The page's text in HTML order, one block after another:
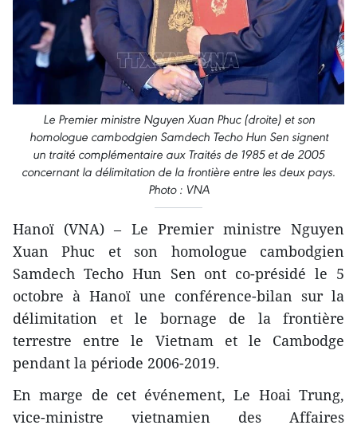
Le Premier ministre Nguyen Xuan Phuc (droite) et son
homologue cambodgien Samdech Techo Hun Sen signent
un traité complémentaire aux Traités de 1985 et de 2005
concernant la délimitation de la frontière entre les deux pays.
Photo : VNA
Hanoï (VNA) – Le Premier ministre Nguyen
Xuan Phuc et son homologue cambodgien
Samdech Techo Hun Sen ont co-présidé le 5
octobre à Hanoï une conférence-bilan sur la
délimitation et le bornage de la frontière
terrestre entre le Vietnam et le Cambodge
pendant la période 2006-2019.
En marge de cet événement, Le Hoai Trung,
vice-ministre vietnamien des Affaires